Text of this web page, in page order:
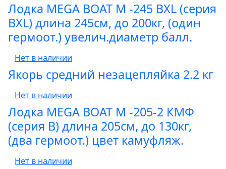
Лодка MEGA BOAT М -245 ВXL (серия
BXL) длина 245см, до 200кг, (один
гермоот.) увелич.диаметр балл.
Нет в наличии
Якорь средний незацепляйка 2.2 кг
Нет в наличии
Лодка MEGA BOAT М -205-2 КМФ
(серия B) длина 205см, до 130кг,
(два гермоот.) цвет камуфляж.
Нет в наличии